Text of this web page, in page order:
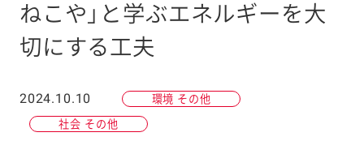
ねこや」と学ぶエネルギーを大
切にする工夫
2024.10.10 環境 その他
社会 その他